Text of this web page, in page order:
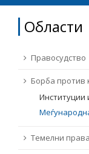
БОРБА ПРОТИВ
ТЕМЕЛНИ ПРАВА
ПРАВА НА
ПРИСТАПНИ
Област / подрачје
Под-извор
Тип
Области
Правосудство
Борба против
Институции
Темелни права